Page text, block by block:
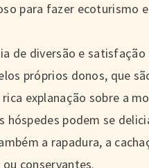
para fazer ecoturismo
de diversão e
próprios donos, que
explanação sobre a
hóspedes podem se
a rapadura, a
conservantes.